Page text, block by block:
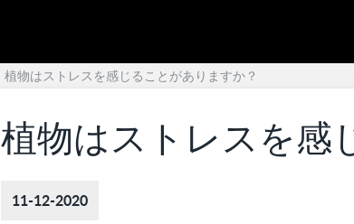
植物はストレスを感じることがありますか？
植物はストレスを感
11-12-2020